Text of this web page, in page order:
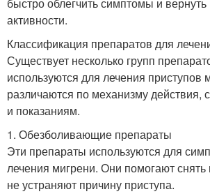
быстро облегчить симптомы и
активности.
Классификация препаратов для
Существует несколько групп
используются для лечения приступов
различаются по механизму действия,
и показаниям.
1. Обезболивающие препараты
Эти препараты используются для
лечения мигрени. Они помогают
не устраняют причину приступа.